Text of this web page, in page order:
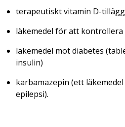
terapeutiskt vitamin D-tillägg
läkemedel för att
läkemedel mot diabetes
insulin)
karbamazepin (ett
epilepsi).